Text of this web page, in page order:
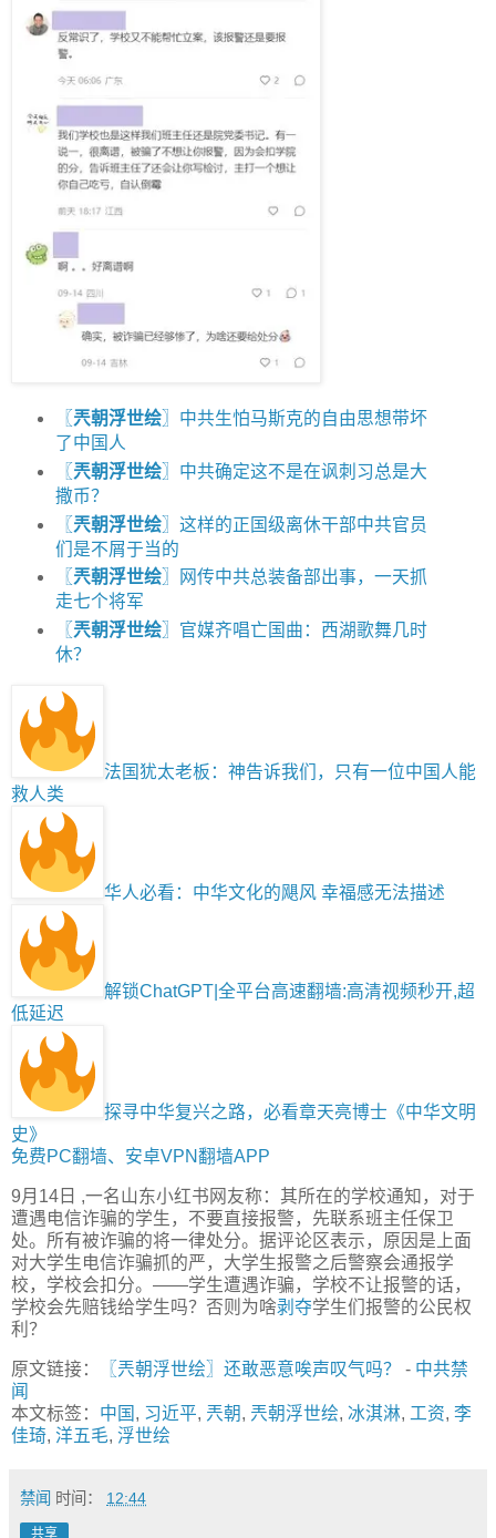
〖 兲朝浮世绘〗中共生怕马斯克的自由思想带坏
了中国人
〖 兲朝浮世绘〗中共确定这不是在讽刺习总是大
撒币？
〖 兲朝浮世绘〗这样的正国级离休干部中共官员
们是不屑于当的
〖 兲朝浮世绘〗网传中共总装备部出事，一天抓
走七个将军
〖 兲朝浮世绘〗官媒齐唱亡国曲：西湖歌舞几时
休？
法国犹太老板：神告诉我们，只有一位中国人能
救人类
华人必看：中华文化的飓风 幸福感无法描述
解锁ChatGPT|全平台高速翻墙:高清视频秒开,超
低延迟
探寻中华复兴之路，必看章天亮博士《中华文明
史》
免费PC翻墙、安卓VPN翻墙APP
9月14日 ,一名山东小红书网友称：其所在的学校通知，对于
遭遇电信诈骗的学生，不要直接报警，先联系班主任保卫
处。所有被诈骗的将一律处分。据评论区表示，原因是上面
对大学生电信诈骗抓的严，大学生报警之后警察会通报学
校，学校会扣分。——学生遭遇诈骗，学校不让报警的话，
学校会先赔钱给学生吗？否则为啥剥夺学生们报警的公民权
利？
原文链接： 〖兲朝浮世绘〗还敢恶意唉声叹气吗？ - 中共禁
闻
本文标签： 中国 , 习近平, 兲朝, 兲朝浮世绘, 冰淇淋, 工资, 李
佳琦, 洋五毛, 浮世绘
禁闻 时间： 12:44
共享